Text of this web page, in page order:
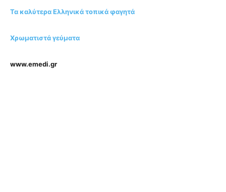
Τα καλύτερα Ελληνικά τοπικά φαγητά
Χρωματιστά γεύματα
www.emedi.gr